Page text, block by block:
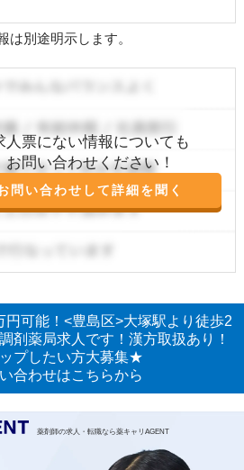
別途明示します。
人票にない情報についても
お問い合わせください！
問い合わせして詳細を聞く
円可能！<豊島区>大塚駅より徒歩2
剤薬局求人です！漢方取扱あり！
プしたい方大募集★
合わせはこちらから
薬剤師の求人・転職なら薬キャリAGENT